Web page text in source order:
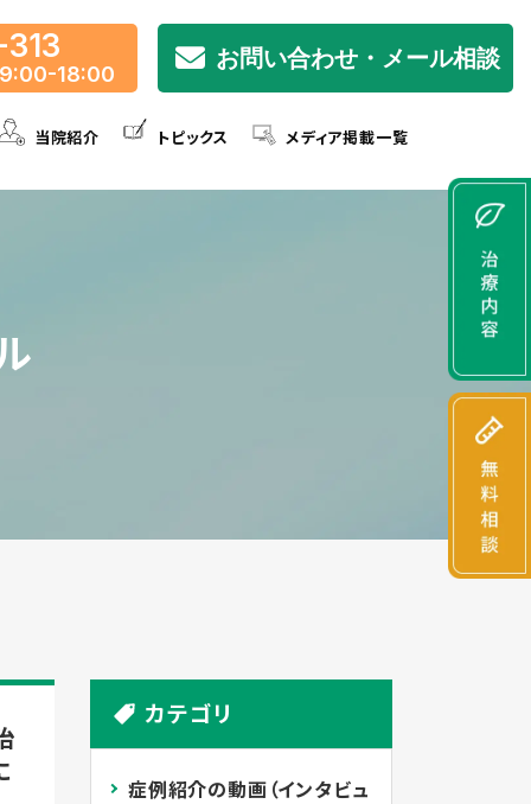
9:00-18:00
お問い合わせ・メール相談
当院紹介 トピックス メディア掲載一覧
カテゴリ
症例紹介の動画（インタビュ